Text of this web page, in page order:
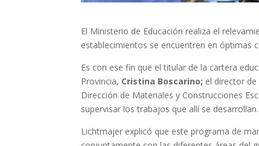
El Ministerio de Educación realiza el
establecimientos se encuentren en óptimas
Es con ese fin que el titular de la cartera
Provincia, Cristina Boscarino; el director
Dirección de Materiales y Construcciones
supervisar los trabajos que allí se desarrollan.
Lichtmajer explicó que este programa de